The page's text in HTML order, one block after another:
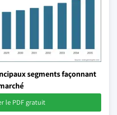
segments façonnant
le PDF gratuit